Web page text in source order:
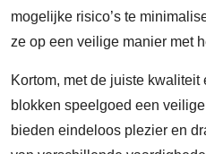
mogelijke risico’s te
ze op een veilige manier met
Kortom, met de juiste
blokken speelgoed een
bieden eindeloos plezier en